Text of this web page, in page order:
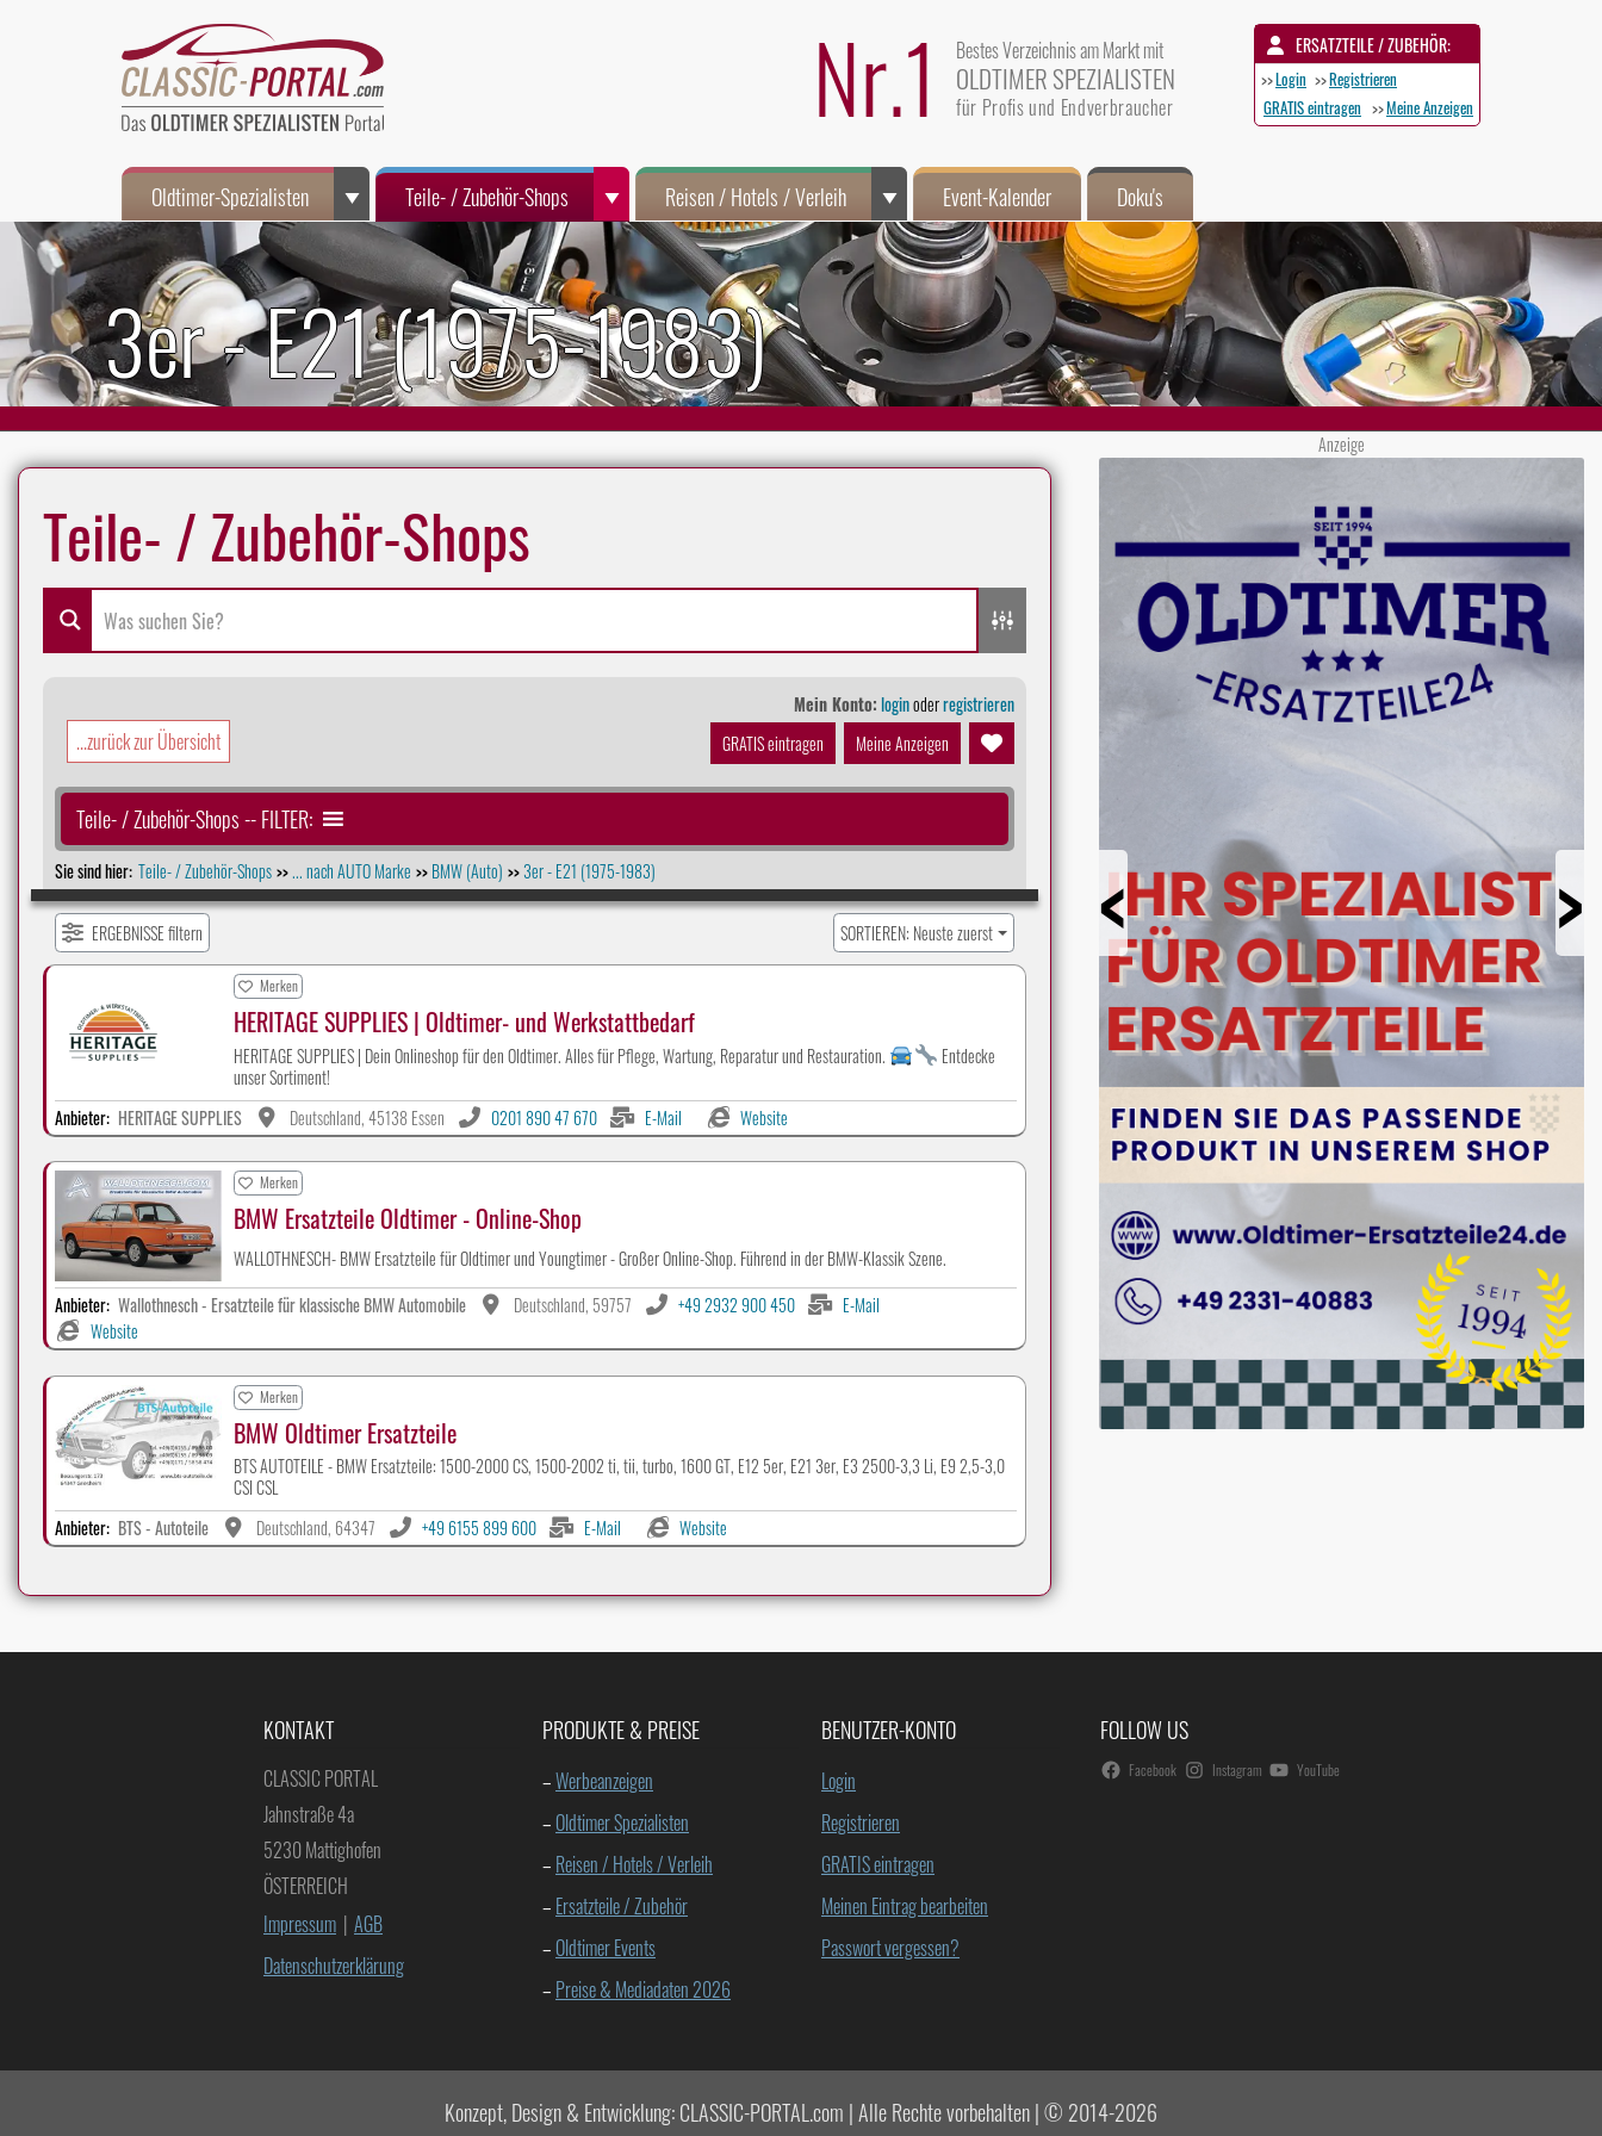
ERSATZTEILE / ZUBEHÖR:
>>Login >>Registrieren
GRATIS eintragen >>Meine Anzeigen
Nr.1 Bestes Verzeichnis am Markt mit
OLDTIMER SPEZIALISTEN
für Profis und Endverbraucher
Oldtimer-Spezialisten Teile- / Zubehör-Shops Reisen / Hotels / Verleih Event-Kalender Doku's
3er - E21 (1975-1983)
Teile- / Zubehör-Shops
...zurück zur Übersicht
Mein Konto: loginoderregistrieren
GRATIS eintragen
Meine Anzeigen
Teile- / Zubehör-Shops -- FILTER:
Sie sind hier: Teile- / Zubehör-Shops >>... nach AUTO Marke >> BMW (Auto) >>3er - E21 (1975-1983)
ERGEBNISSE filtern SORTIEREN: Neuste zuerst
Merken
HERITAGE SUPPLIES | Oldtimer- und Werkstattbedarf
HERITAGE SUPPLIES | Dein Onlineshop für den Oldtimer. Alles für Pflege, Wartung, Reparatur und Restauration.
Entdecke
unser Sortiment!
Anbieter: HERITAGE SUPPLIES Deutschland, 45138 Essen 0201 890 47 670 E-Mail Website
Merken
BMW Ersatzteile Oldtimer - Online-Shop
WALLOTHNESCH- BMW Ersatzteile für Oldtimer und Youngtimer - Großer Online-Shop. Führend in der BMW-Klassik Szene.
Anbieter: Wallothnesch - Ersatzteile für klassische BMW Automobile Deutschland, 59757 +49 2932 900 450
E-Mail
Website
Merken
BMW Oldtimer Ersatzteile
BTS AUTOTEILE - BMW Ersatzteile: 1500-2000 CS, 1500-2002 ti, tii, turbo, 1600 GT, E12 5er, E21 3er, E3 2500-3,3 Li, E9 2,5-3,0
CSI CSL
Anbieter: BTS - Autoteile Deutschland, 64347 +49 6155 899 600 E-Mail Website
Anzeige
Next
Prev
KONTAKT
CLASSIC PORTAL
Jahnstraße 4a
5230 Mattighofen
ÖSTERREICH
Impressum | AGB
Datenschutzerklärung
PRODUKTE & PREISE
–Werbeanzeigen
– Oldtimer Spezialisten
– Reisen / Hotels / Verleih
– Ersatzteile / Zubehör
– Oldtimer Events
– Preise & Mediadaten 2026
BENUTZER-KONTO
Login
Registrieren
GRATIS eintragen
Meinen Eintrag bearbeiten
Passwort vergessen?
FOLLOW US
Facebook Instagram YouTube
Konzept, Design & Entwicklung: CLASSIC-PORTAL.com | Alle Rechte vorbehalten | © 2014-2026